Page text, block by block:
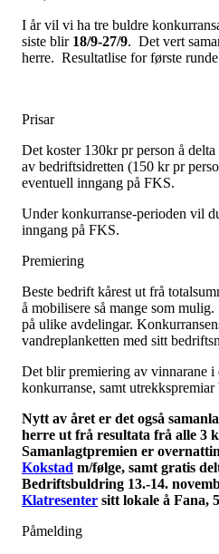
I år vil vi ha tre buldre
siste blir18/9-27/9. Det vert
herre. Resultatlise for første
Prisar
Det koster 130kr pr person å
av bedriftsidretten (150 kr pr
eventuell inngang på FKS.
Under konkurranse-perioden vil
inngang på FKS.
Premiering
Beste bedrift kårest ut frå
å mobilisere så mange som
på ulike avdelingar.
vandreplanketten med sitt
Det blir premiering av vinnarane i
konkurranse, samt utrekkspremiar
Nytt av året er det også
herre ut frå resultata frå alle 3
Samanlagtpremien er
Kokstad m/følge, samt gratis
Bedriftsbuldring 13.-14.
Klatresenter sitt lokale å Fana,
Påmelding